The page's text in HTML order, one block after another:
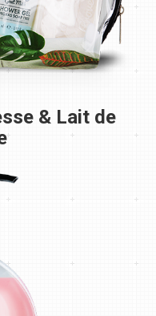
& Lait de